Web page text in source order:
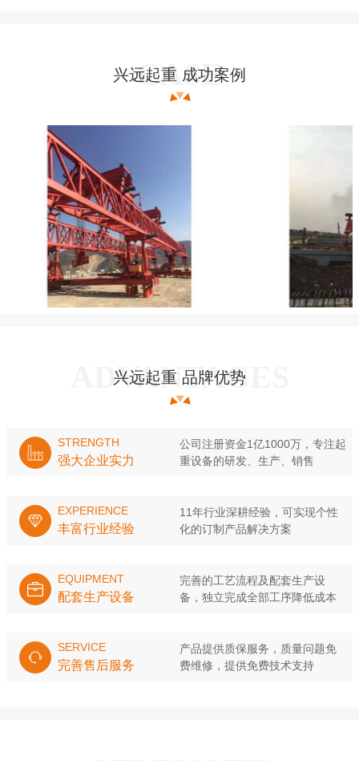
兴远起重 成功案例
兴远起重 品牌优势
STRENGTH
强大企业实力
公司注册资金1亿1000万，专注起
重设备的研发、生产、销售
EXPERIENCE
丰富行业经验
11年行业深耕经验，可实现个性
化的订制产品解决方案
EQUIPMENT
配套生产设备
完善的工艺流程及配套生产设
备，独立完成全部工序降低成本
SERVICE
完善售后服务
产品提供质保服务，质量问题免
费维修，提供免费技术支持